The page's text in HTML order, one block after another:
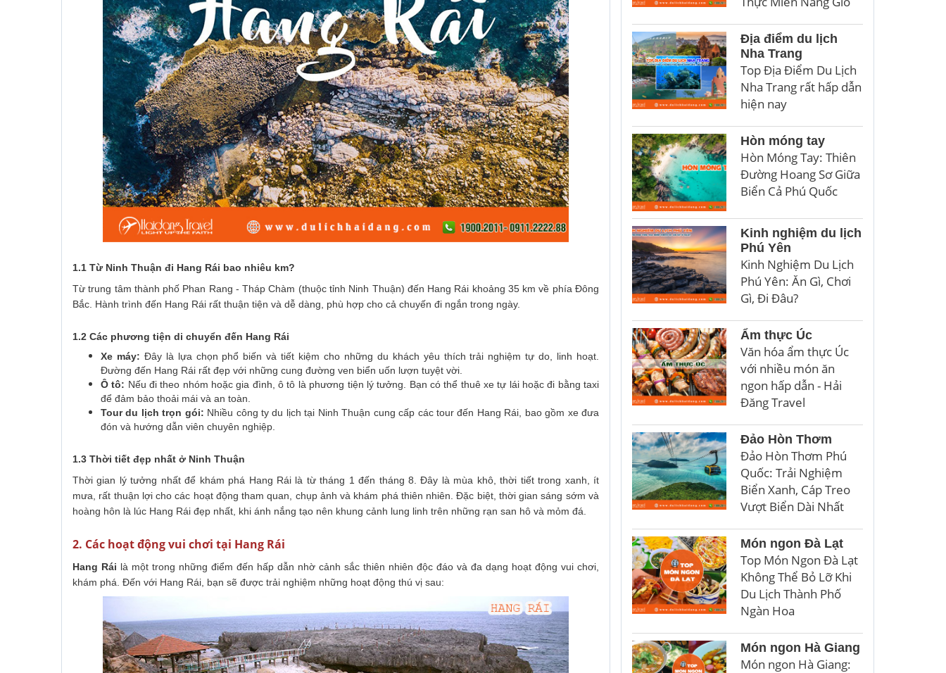
1.1 Từ Ninh Thuận đi Hang Rái bao nhiêu km?
Từ trung tâm thành phố Phan Rang - Tháp Chàm (thuộc tỉnh Ninh Thuận) đến Hang Rái khoảng 35 km về phía Đông
Bắc. Hành trình đến Hang Rái rất thuận tiện và dễ dàng, phù hợp cho cả chuyến đi ngắn trong ngày.
1.2 Các phương tiện di chuyển đến Hang Rái
Xe máy: Đây là lựa chọn phổ biến và tiết kiệm cho những du khách yêu thích trải nghiệm tự do, linh hoạt.
Đường đến Hang Rái rất đẹp với những cung đường ven biển uốn lượn tuyệt vời.
Ô tô: Nếu đi theo nhóm hoặc gia đình, ô tô là phương tiện lý tưởng. Bạn có thể thuê xe tự lái hoặc đi bằng taxi
để đảm bảo thoải mái và an toàn.
Tour du lịch trọn gói: Nhiều công ty du lịch tại Ninh Thuận cung cấp các tour đến Hang Rái, bao gồm xe đưa
đón và hướng dẫn viên chuyên nghiệp.
1.3 Thời tiết đẹp nhất ở Ninh Thuận
Thời gian lý tưởng nhất để khám phá Hang Rái là từ tháng 1 đến tháng 8. Đây là mùa khô, thời tiết trong xanh, ít
mưa, rất thuận lợi cho các hoạt động tham quan, chụp ảnh và khám phá thiên nhiên. Đặc biệt, thời gian sáng sớm và
hoàng hôn là lúc Hang Rái đẹp nhất, khi ánh nắng tạo nên khung cảnh lung linh trên những rạn san hô và mỏm đá.
2. Các hoạt động vui chơi tại Hang Rái
Hang Rái là một trong những điểm đến hấp dẫn nhờ cảnh sắc thiên nhiên độc đáo và đa dạng hoạt động vui chơi,
khám phá. Đến với Hang Rái, bạn sẽ được trải nghiệm những hoạt động thú vị sau:
Địa điểm du lịch
Nha Trang
Top Địa Điểm Du Lịch
Nha Trang rất hấp dẫn
hiện nay
Hòn móng tay
Hòn Móng Tay: Thiên
Đường Hoang Sơ Giữa
Biển Cả Phú Quốc
Kinh nghiệm du lịch
Phú Yên
Kinh Nghiệm Du Lịch
Phú Yên: Ăn Gì, Chơi
Gì, Đi Đâu?
Ẩm thực Úc
Văn hóa ẩm thực Úc
với nhiều món ăn
ngon hấp dẫn - Hải
Đăng Travel
Đảo Hòn Thơm
Đảo Hòn Thơm Phú
Quốc: Trải Nghiệm
Biển Xanh, Cáp Treo
Vượt Biển Dài Nhất
Món ngon Đà Lạt
Top Món Ngon Đà Lạt
Không Thể Bỏ Lỡ Khi
Du Lịch Thành Phố
Ngàn Hoa
Món ngon Hà Giang
Món ngon Hà Giang: